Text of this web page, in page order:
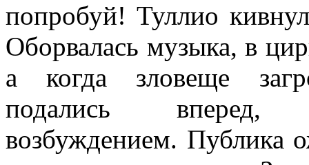
попробуй! Туллио
Оборвалась музыка, в
а ког­да зловеще
подались вперед,
возбуждением. Публика